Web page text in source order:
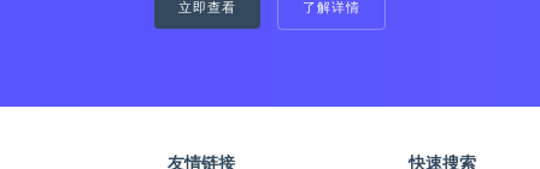
立即查看 了解详情
友情链接 快速搜索